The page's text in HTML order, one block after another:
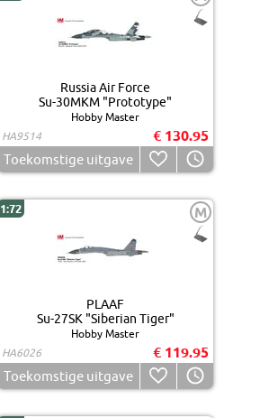
Russia Air Force
Su-30MKM "Prototype"
Hobby Master
HA9514
€ 130.95
Toekomstige uitgave
1:72 M
PLAAF
Su-27SK "Siberian Tiger"
Hobby Master
HA6026
€ 119.95
Toekomstige uitgave